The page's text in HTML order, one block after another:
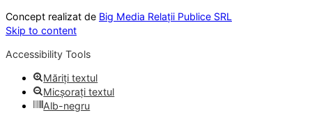
Concept realizat de Big Media Relații Publice SRL
Skip to content
Accessibility Tools
Măriți textul
Micșorați textul
Alb-negru